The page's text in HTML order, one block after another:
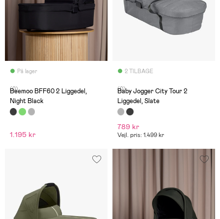
På lager
(0)
Beemoo BFF60 2 Liggedel,
Night Black
1.195 kr
2 TILBAGE
(0)
Baby Jogger City Tour 2
Liggedel, Slate
789 kr
Vejl. pris: 1.499 kr